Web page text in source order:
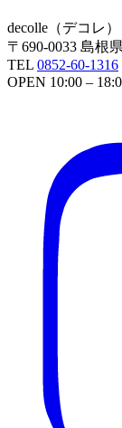
decolle （デコレ ）
〒 690-0033 島根
TEL 0852-60-1316
OPEN 10:00 –